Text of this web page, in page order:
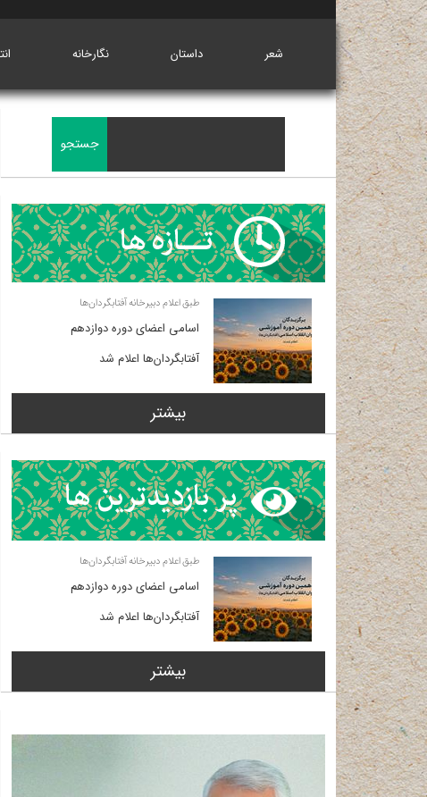
شعر داستان نگارخانه
طبق اعلام دبیرخانه آفتابگردان‌ها
اسامی اعضای دوره دوازدهم
آفتابگردان‌ها اعلام شد
بیشتر
طبق اعلام دبیرخانه آفتابگردان‌ها
اسامی اعضای دوره دوازدهم
آفتابگردان‌ها اعلام شد
بیشتر